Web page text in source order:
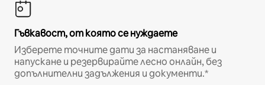
Гъвкавост, от която се нуждаете
Изберете точните дати за настаняване и
напускане и резервирайте лесно онлайн, без
допълнителни задължения и документи.*